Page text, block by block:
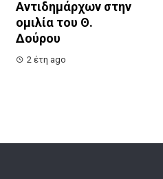
Αντιδημάρχων στην
ομιλία του Θ.
Δούρου
2 έτη ago